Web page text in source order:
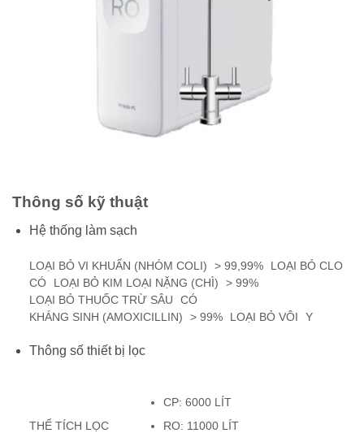
Thông số kỹ thuật
Hệ thống làm sạch
LOẠI BỎ VI KHUẨN (NHÓM COLI) > 99,99%
LOẠI BỎ CLO
CÓ
LOẠI BỎ KIM LOẠI NẶNG (CHÌ)
> 99%
LOẠI BỎ THUỐC TRỪ SÂU
CÓ
KHÁNG SINH (AMOXICILLIN)
> 99% LOẠI BỎ VÔI Y
Thông số thiết bị lọc
THỂ TÍCH LỌC
CP: 6000 LÍT
RO: 11000 LÍT